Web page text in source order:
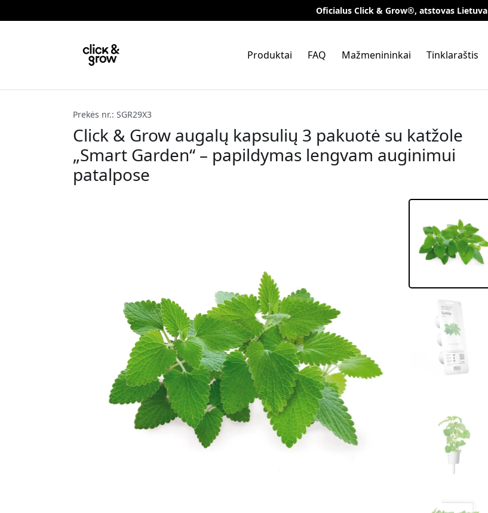
Oficialus Click & Grow®, atstovas Lietuva
Produktai FAQ Mažmenininkai Tinklaraštis
Prekės nr.: SGR29X3
Click & Grow augalų kapsulių 3 pakuotė su katžole
„Smart Garden“ – papildymas lengvam auginimui
patalpose